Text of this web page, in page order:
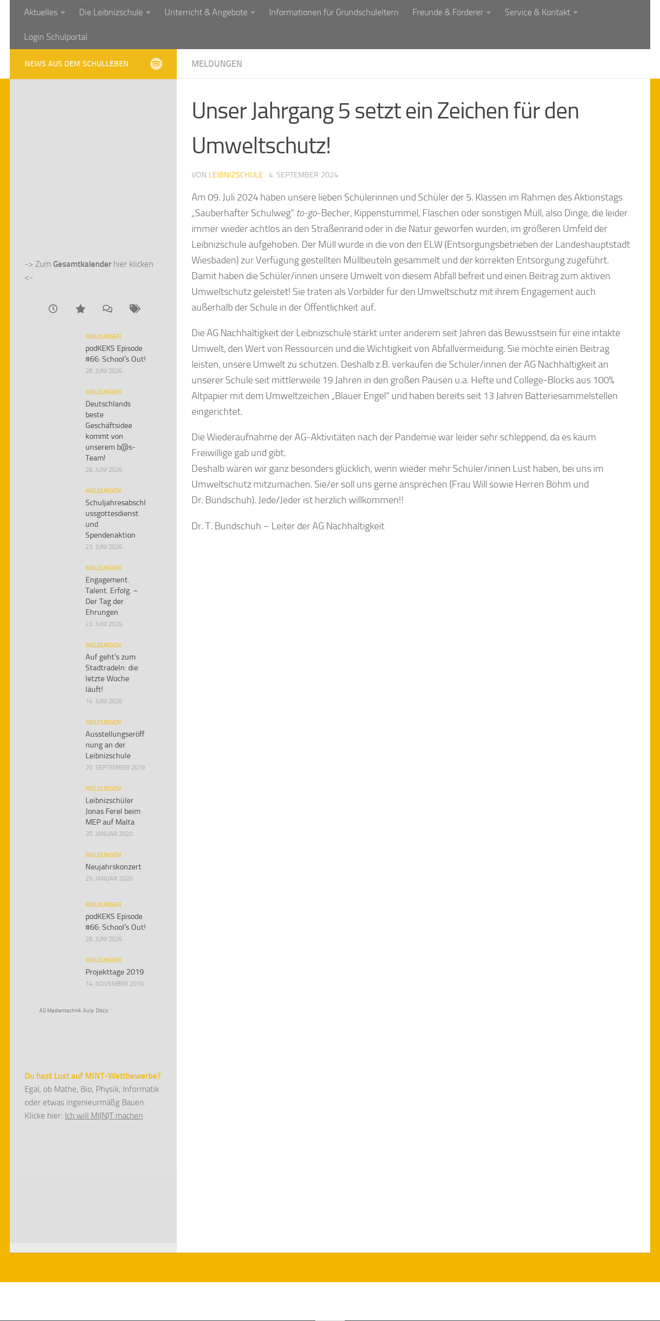
Zum Inhalt springen
Aktuelles Die Leibnizschule Unterricht & Angebote Informationen für Grundschuleltern Freunde & Förderer Service & Kontakt
Login Schulportal
MELDUNGEN
Unser Jahrgang 5 setzt ein Zeichen für den
Umweltschutz!
VON LEIBNIZSCHULE · 4. SEPTEMBER 2024
Am 09. Juli 2024 haben unsere lieben Schülerinnen und Schüler der 5. Klassen im Rahmen des Aktionstags
„Sauberhafter Schulweg“ to-go-Becher, Kippenstummel, Flaschen oder sonstigen Müll, also Dinge, die leider
immer wieder achtlos an den Straßenrand oder in die Natur geworfen wurden, im größeren Umfeld der
Leibnizschule aufgehoben. Der Müll wurde in die von den ELW (Entsorgungsbetrieben der Landeshauptstadt
Wiesbaden) zur Verfügung gestellten Müllbeuteln gesammelt und der korrekten Entsorgung zugeführt.
Damit haben die Schüler/innen unsere Umwelt von diesem Abfall befreit und einen Beitrag zum aktiven
Umweltschutz geleistet! Sie traten als Vorbilder für den Umweltschutz mit ihrem Engagement auch
außerhalb der Schule in der Öffentlichkeit auf.
Die AG Nachhaltigkeit der Leibnizschule stärkt unter anderem seit Jahren das Bewusstsein für eine intakte
Umwelt, den Wert von Ressourcen und die Wichtigkeit von Abfallvermeidung. Sie möchte einen Beitrag
leisten, unsere Umwelt zu schützen. Deshalb z.B. verkaufen die Schüler/innen der AG Nachhaltigkeit an
unserer Schule seit mittlerweile 19 Jahren in den großen Pausen u.a. Hefte und College-Blocks aus 100%
Altpapier mit dem Umweltzeichen „Blauer Engel“ und haben bereits seit 13 Jahren Batteriesammelstellen
eingerichtet.
Die Wiederaufnahme der AG-Aktivitäten nach der Pandemie war leider sehr schleppend, da es kaum
Freiwillige gab und gibt.
Deshalb wären wir ganz besonders glücklich, wenn wieder mehr Schüler/innen Lust haben, bei uns im
Umweltschutz mitzumachen. Sie/er soll uns gerne ansprechen (Frau Will sowie Herren Böhm und
Dr. Bundschuh). Jede/Jeder ist herzlich willkommen!!
Dr. T. Bundschuh – Leiter der AG Nachhaltigkeit
NEWS AUS DEM SCHULLEBEN
-> Zum Gesamtkalender hier klicken
<-
MELDUNGEN
podKEKS Episode
#66: School’s Out!
28. JUNI 2026
MELDUNGEN
Deutschlands
beste
Geschäftsidee
kommt von
unserem b@s-
Team!
26. JUNI 2026
MELDUNGEN
Schuljahresabschl
ussgottesdienst
und
Spendenaktion
23. JUNI 2026
MELDUNGEN
Engagement.
Talent. Erfolg. –
Der Tag der
Ehrungen
23. JUNI 2026
MELDUNGEN
Auf geht’s zum
Stadtradeln: die
letzte Woche
läuft!
14. JUNI 2026
MELDUNGEN
Ausstellungseröff
nung an der
Leibnizschule
20. SEPTEMBER 2019
MELDUNGEN
Leibnizschüler
Jonas Ferel beim
MEP auf Malta
20. JANUAR 2020
MELDUNGEN
Neujahrskonzert
29. JANUAR 2020
MELDUNGEN
podKEKS Episode
#66: School’s Out!
28. JUNI 2026
MELDUNGEN
Projekttage 2019
14. NOVEMBER 2019
AG Medientechnik Aula Disco
Du hast Lust auf MINT-Wettbewerbe?
Egal, ob Mathe, Bio, Physik, Informatik
oder etwas ingenieurmäßg Bauen:
Klicke hier: Ich will MI(N)T machen